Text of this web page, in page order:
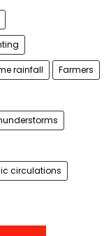
rainfall Farmers
circulations